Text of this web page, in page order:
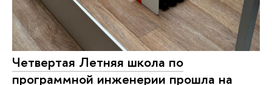
Четвертая Летняя школа по
программной инженерии прошла на